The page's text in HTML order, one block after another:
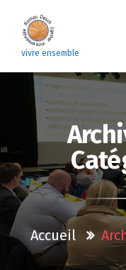
contenu
vivre ensemble
Accueil